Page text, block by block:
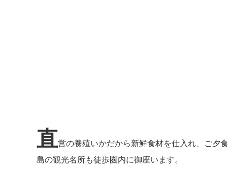
直営の養殖いかだから新鮮食材を仕入れ、ご夕
島の観光名所も徒歩圏内に御座います。